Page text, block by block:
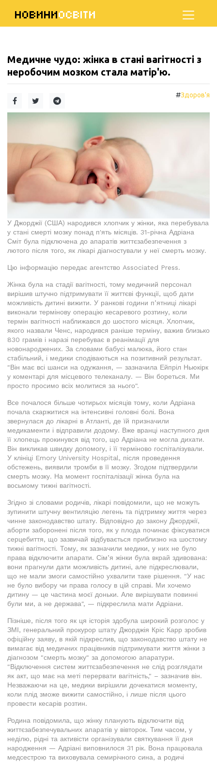
НОВИНИОСВІТИ
Медичне чудо: жінка в стані вагітності з
неробочим мозком стала матір'ю.
#Здоров'я
У Джорджії (США) народився хлопчик у жінки, яка перебувала
у стані смерті мозку понад п'ять місяців. 31-річна Адріана
Сміт була підключена до апаратів життєзабезпечення з
лютого після того, як лікарі діагностували у неї смерть мозку.
Цю інформацію передає агентство Associated Press.
Жінка була на стадії вагітності, тому медичний персонал
вирішив штучно підтримувати її життєві функції, щоб дати
можливість дитині вижити. У ранкові години п’ятниці лікарі
виконали термінову операцію кесаревого розтину, коли
термін вагітності наближався до шостого місяця. Хлопчик,
якого назвали Ченс, народився раніше терміну, важив близько
830 грамів і наразі перебуває в реанімації для
новонароджених. За словами бабусі малюка, його стан
стабільний, і медики сподіваються на позитивний результат.
"Він має всі шанси на одужання, — зазначила Ейпріл Ньюкірк
у коментарі для місцевого телеканалу. — Він бореться. Ми
просто просимо всіх молитися за нього".
Все почалося більше чотирьох місяців тому, коли Адріана
почала скаржитися на інтенсивні головні болі. Вона
звернулася до лікарні в Атланті, де їй призначили
медикаменти і відправили додому. Вже вранці наступного дня
її хлопець прокинувся від того, що Адріана не могла дихати.
Він викликав швидку допомогу, і її терміново госпіталізували.
У клініці Emory University Hospital, після проведення
обстежень, виявили тромби в її мозку. Згодом підтвердили
смерть мозку. На момент госпіталізації жінка була на
восьмому тижні вагітності.
Згідно зі словами родичів, лікарі повідомили, що не можуть
зупинити штучну вентиляцію легень та підтримку життя через
чинне законодавство штату. Відповідно до закону Джорджії,
аборти заборонені після того, як у плода починає фіксуватися
серцебиття, що зазвичай відбувається приблизно на шостому
тижні вагітності. Тому, як зазначили медики, у них не було
права відключити апарати. Сім’я жінки була вкрай здивована:
вони прагнули дати можливість дитині, але підкреслювали,
що не мали змоги самостійно ухвалити таке рішення. "У нас
не було вибору чи права голосу в цій справі. Ми хочемо
дитину — це частина моєї доньки. Але вирішувати повинні
були ми, а не держава", — підкреслила мати Адріани.
Пізніше, після того як ця історія здобула широкий розголос у
ЗМІ, генеральний прокурор штату Джорджія Кріс Карр зробив
офіційну заяву, в якій підкреслив, що законодавство штату не
вимагає від медичних працівників підтримувати життя жінки з
діагнозом "смерть мозку" за допомогою апаратури.
"Відключення систем життєзабезпечення не слід розглядати
як акт, що має на меті перервати вагітність," – зазначив він.
Незважаючи на це, медики вирішили дочекатися моменту,
коли плід зможе вижити самостійно, і лише після цього
провести кесарів розтин.
Родина повідомила, що жінку планують відключити від
життєзабезпечувальних апаратів у вівторок. Тим часом, у
неділю, рідні та активісти організували святкування її дня
народження — Адріані виповнилося 31 рік. Вона працювала
медсестрою та виховувала семирічного сина, а родичі